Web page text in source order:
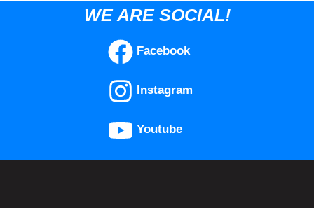
WE ARE SOCIAL!
Facebook
Instagram
Youtube